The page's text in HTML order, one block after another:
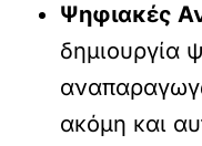
Ψηφιακές
δημιουργία
ακόμη και